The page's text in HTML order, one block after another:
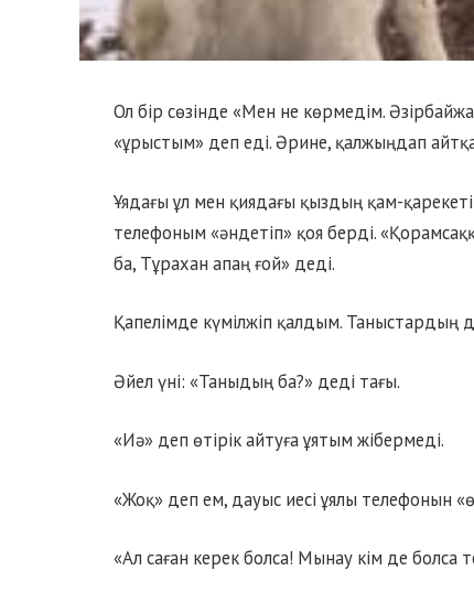
Ол бір сөзінде «Мен не көрмедім.
«ұрыстым» деп еді. Әрине, қалжыңдап
Ұядағы ұл мен қиядағы қыздың қам-
телефоным «әндетіп» қоя берді.
ба, Тұрахан апаң ғой» деді.
Қапелімде күмілжіп қалдым. Таныстардың
Әйел үні: «Таныдың ба?» деді тағы.
«Иә» деп өтірік айтуға ұятым жібермеді.
«Жоқ» деп ем, дауыс иесі ұялы телефонын
«Ал саған керек болса! Мынау кім де